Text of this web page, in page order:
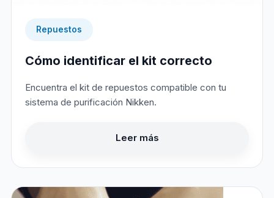
Repuestos
Cómo identificar el kit correcto
Encuentra el kit de repuestos compatible con tu
sistema de purificación Nikken.
Leer más